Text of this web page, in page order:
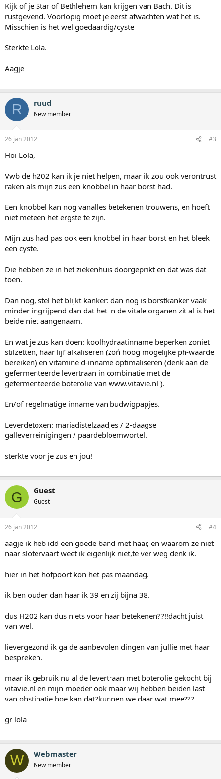
Kijk of je Star of Bethlehem kan krijgen van Bach. Dit is
rustgevend. Voorlopig moet je eerst afwachten wat het is.
Misschien is het wel goedaardig/cyste
Sterkte Lola.
Aagje
R ruud
New member
26 jan 2012 #3
Hoi Lola,
Vwb de h202 kan ik je niet helpen, maar ik zou ook verontrust
raken als mijn zus een knobbel in haar borst had.
Een knobbel kan nog vanalles betekenen trouwens, en hoeft
niet meteen het ergste te zijn.
Mijn zus had pas ook een knobbel in haar borst en het bleek
een cyste.
Die hebben ze in het ziekenhuis doorgeprikt en dat was dat
toen.
Dan nog, stel het blijkt kanker: dan nog is borstkanker vaak
minder ingrijpend dan dat het in de vitale organen zit al is het
beide niet aangenaam.
En wat je zus kan doen: koolhydraatinname beperken zoniet
stilzetten, haar lijf alkaliseren (zoń hoog mogelijke ph-waarde
bereiken) en vitamine d-inname optimaliseren (denk aan de
gefermenteerde levertraan in combinatie met de
gefermenteerde boterolie van www.vitavie.nl ).
En/of regelmatige inname van budwigpapjes.
Leverdetoxen: mariadistelzaadjes / 2-daagse
galleverreinigingen / paardebloemwortel.
sterkte voor je zus en jou!
G Guest
Guest
26 jan 2012 #4
aagje ik heb idd een goede band met haar, en waarom ze niet
naar slotervaart weet ik eigenlijk niet,te ver weg denk ik.
hier in het hofpoort kon het pas maandag.
ik ben ouder dan haar ik 39 en zij bijna 38.
dus H202 kan dus niets voor haar betekenen??!!dacht juist
van wel.
lievergezond ik ga de aanbevolen dingen van jullie met haar
bespreken.
maar ik gebruik nu al de levertraan met boterolie gekocht bij
vitavie.nl en mijn moeder ook maar wij hebben beiden last
van obstipatie hoe kan dat?kunnen we daar wat mee???
gr lola
W Webmaster
New member